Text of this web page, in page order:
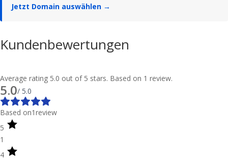
Jetzt Domain auswählen →
Kundenbewertungen
Average rating 5.0 out of 5 stars. Based on 1 review.
5.0/ 5.0
Based on1review
5
1
4